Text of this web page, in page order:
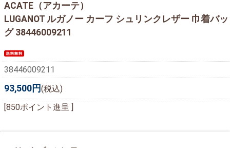
ACATE（アカーテ）
LUGANOT ルガノー カーフ シュリンクレザー 巾着バッ
グ 38446009211
38446009211
93,500円(税込)
[850ポイント進呈 ]